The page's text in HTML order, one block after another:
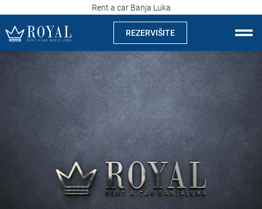
Rent a car Banja Luka
REZERVIŠITE
Rent a car Banja Luka
Kompanija
Iznajmljivanje vozila